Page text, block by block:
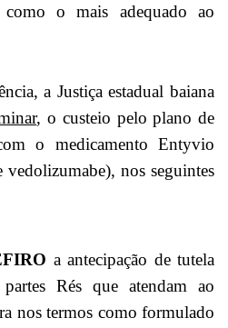
como o mais adequado ao
a Justiça estadual baiana
, o custeio pelo plano de
o medicamento Entyvio
vedolizumabe), nos seguintes
a antecipação de tutela
Rés que atendam ao
nos termos como formulado